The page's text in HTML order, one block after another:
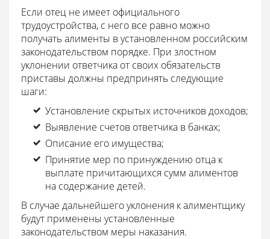
Если отец не имеет официального
трудоустройства, с него все равно можно
получать алименты в установленном российским
законодательством порядке. При злостном
уклонении ответчика от своих обязательств
приставы должны предпринять следующие
шаги:
Установление скрытых источников доходов;
Выявление счетов ответчика в банках;
Описание его имущества;
Принятие мер по принуждению отца к
выплате причитающихся сумм алиментов
на содержание детей.
В случае дальнейшего уклонения к алиментщику
будут применены установленные
законодательством меры наказания.